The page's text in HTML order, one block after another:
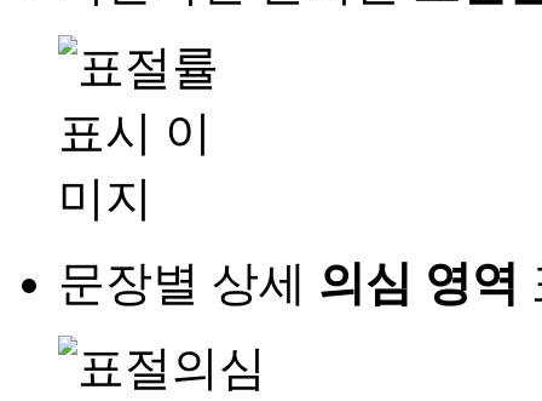
문장별 상세 의심 영역